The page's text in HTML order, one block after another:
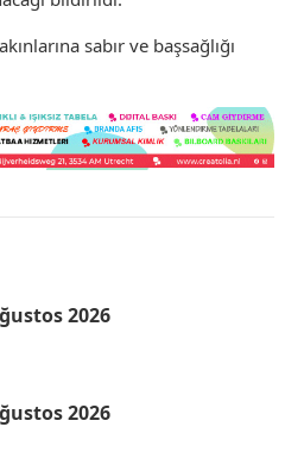
sabır ve başsağlığı
2026
2026